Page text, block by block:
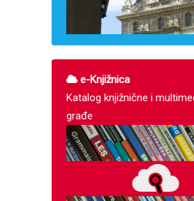
e-Knjižnica
Katalog knjižnične i
građe